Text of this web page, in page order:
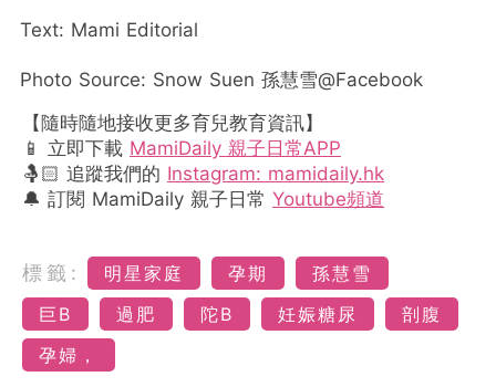
Text: Mami Editorial
Photo Source: Snow Suen 孫慧雪@Facebook
【隨時隨地接收更多育兒教育資訊】
📱 立即下載 MamiDaily 親子日常APP
🤱🏻 追蹤我們的 Instagram: mamidaily.hk
🔔 訂閱 MamiDaily 親子日常 Youtube頻道
標籤: 明星家庭 孕期
孫慧雪
巨B
過肥 陀B 妊娠糖尿
剖腹
孕婦，